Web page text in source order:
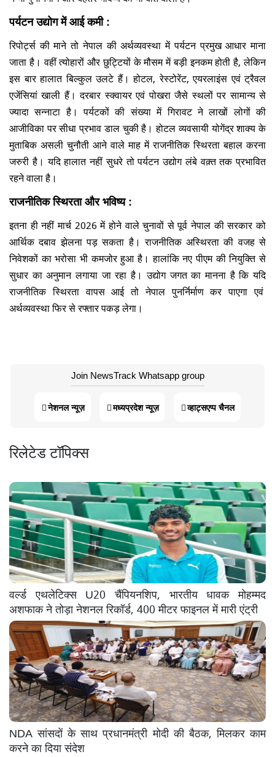
पर्यटन उद्योग में आई कमी :
रिपोर्ट्स की माने तो नेपाल की अर्थव्यवस्था में पर्यटन प्रमुख आधार माना
जाता है। वहीं त्योहारों और छुट्टियों के मौसम में बड़ी इनकम होती है, लेकिन
इस बार हालात बिल्कुल उलटे हैं। होटल, रेस्टोरेंट, एयरलाइंस एवं ट्रैवल
एजेंसियां खाली हैं। दरबार स्क्वायर एवं पोखरा जैसे स्थलों पर सामान्य से
ज्यादा सन्नाटा है। पर्यटकों की संख्या में गिरावट ने लाखों लोगों की
आजीविका पर सीधा प्रभाव डाल चुकी है। होटल व्यवसायी योगेंद्र शाक्य के
मुताबिक असली चुनौती आने वाले माह में राजनीतिक स्थिरता बहाल करना
जरुरी है। यदि हालात नहीं सुधरे तो पर्यटन उद्योग लंबे वक़्त तक प्रभावित
रहने वाला है।
राजनीतिक स्थिरता और भविष्य :
इतना ही नहीं मार्च 2026 में होने वाले चुनावों से पूर्व नेपाल की सरकार को
आर्थिक दबाव झेलना पड़ सकता है। राजनीतिक अस्थिरता की वजह से
निवेशकों का भरोसा भी कमजोर हुआ है। हालांकि नए पीएम की नियुक्ति से
सुधार का अनुमान लगाया जा रहा है। उद्योग जगत का मानना है कि यदि
राजनीतिक स्थिरता वापस आई तो नेपाल पुनर्निर्माण कर पाएगा एवं
अर्थव्यवस्था फिर से रफ्तार पकड़ लेगा।
Join NewsTrack Whatsapp group
नेशनल न्यूज़ मध्यप्रदेश न्यूज़ व्हाट्सएप्प चैनल
रिलेटेड टॉपिक्स
वर्ल्ड एथलेटिक्स U20 चैंपियनशिप, भारतीय धावक मोहम्मद
अशफाक ने तोड़ा नेशनल रिकॉर्ड, 400 मीटर फाइनल में मारी एंट्री
NDA सांसदों के साथ प्रधानमंत्री मोदी की बैठक, मिलकर काम
करने का दिया संदेश